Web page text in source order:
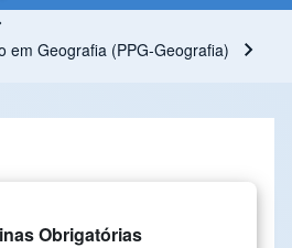
em Geografia (PPG-Geografia)
Obrigatórias